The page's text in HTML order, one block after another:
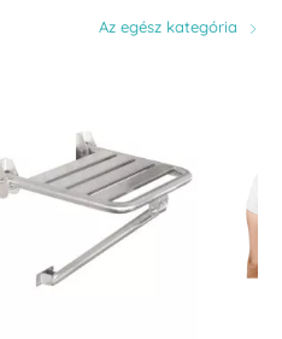
Az egész kategória